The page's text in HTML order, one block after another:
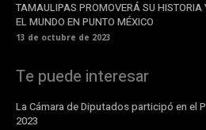
TAMAULIPAS PROMOVERÁ SU
EL MUNDO EN PUNTO MÉXICO
13 de octubre de 2023
Te puede interesar
La Cámara de Diputados participó en el
2023